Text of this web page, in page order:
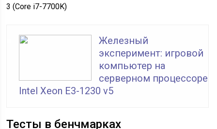
3 (Core i7-7700K)
Железный
эксперимент: игровой
компьютер на
серверном процессоре
Intel Xeon E3-1230 v5
Тесты в бенчмарках